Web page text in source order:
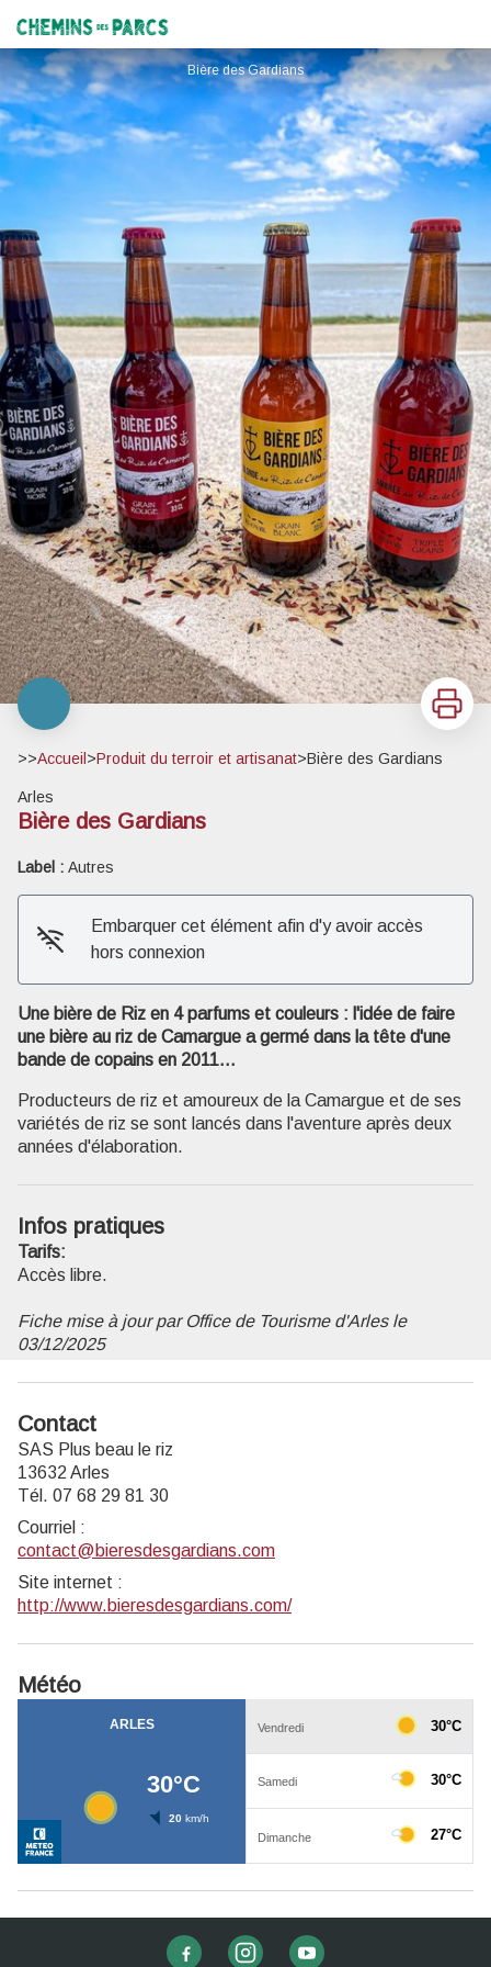
Chemins des Parcs
Bière des Gardians
Voir l'image en plein écran
Imprimer
>>Accueil >Produit du terroir et artisanat>Bière des Gardians
Arles
Bière des Gardians
Label : Autres
Embarquer cet élément afin d'y avoir accès
hors connexion
Une bière de Riz en 4 parfums et couleurs : l'idée de faire
une bière au riz de Camargue a germé dans la tête d'une
bande de copains en 2011...
Producteurs de riz et amoureux de la Camargue et de ses
variétés de riz se sont lancés dans l'aventure après deux
années d'élaboration.
Infos pratiques
Tarifs:
Accès libre.
Fiche mise à jour par Office de Tourisme d'Arles le
03/12/2025
Contact
SAS Plus beau le riz
13632 Arles
Tél. 07 68 29 81 30
Courriel :
contact@bieresdesgardians.com
Site internet :
http://www.bieresdesgardians.com/
Météo